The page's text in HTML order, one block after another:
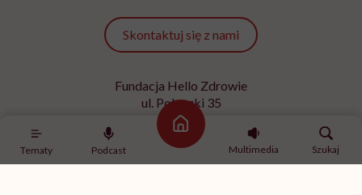
Tematy Podcast
Strona główna
Multimedia
Szukaj
Skontaktuj się z nami
Fundacja Hello Zdrowie
ul. Poleczki 35
02-822 Warszawa
NIP 9512613236
Kontakt z redakcją